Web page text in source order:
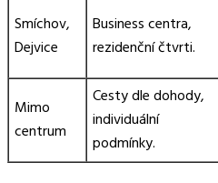
Smíchov,
Dejvice
Business centra,
rezidenční čtvrti.
Mimo
centrum
Cesty dle dohody,
individuální
podmínky.